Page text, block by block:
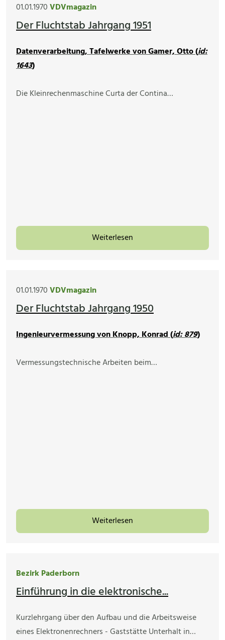
01.01.1970VDVmagazin
Der Fluchtstab Jahrgang 1951
Datenverarbeitung, Tafelwerke von Gamer, Otto (id:
1643)
Die Kleinrechenmaschine Curta der Contina…
Weiterlesen
01.01.1970VDVmagazin
Der Fluchtstab Jahrgang 1950
Ingenieurvermessung von Knopp, Konrad (id: 879)
Vermessungstechnische Arbeiten beim…
Weiterlesen
Bezirk Paderborn
Einführung in die elektronische...
Kurzlehrgang über den Aufbau und die Arbeitsweise
eines Elektronenrechners - Gaststätte Unterhalt in…